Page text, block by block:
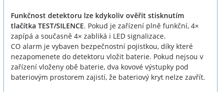
Funkčnost detektoru lze kdykoliv ověřit stisknutím
tlačítka TEST/SILENCE. Pokud je zařízení plně funkční, 4×
zapípá a současně 4× zabliká i LED signalizace.
CO alarm je vybaven bezpečnostní pojistkou, díky které
nezapomenete do detektoru vložit baterie. Pokud nejsou v
zařízení vloženy obě baterie, dva kovové výstupky pod
bateriovým prostorem zajistí, že bateriový kryt nelze zavřít.